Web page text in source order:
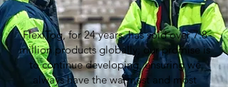
FlexiTog, for 24 years, has sold over 7.8
million products globally; our promise is
to continue developing, ensuring we
always have the warmest and most